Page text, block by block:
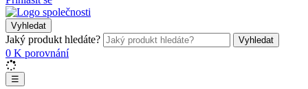
Vyhledat
Jaký produkt hledáte? Vyhledat
0 K porovnání
☰